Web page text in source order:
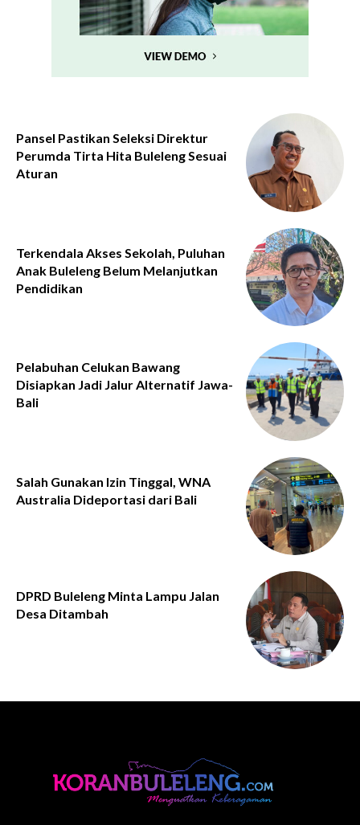
Pansel Pastikan Seleksi Direktur
Perumda Tirta Hita Buleleng Sesuai
Aturan
Terkendala Akses Sekolah, Puluhan
Anak Buleleng Belum Melanjutkan
Pendidikan
Pelabuhan Celukan Bawang
Disiapkan Jadi Jalur Alternatif Jawa-
Bali
Salah Gunakan Izin Tinggal, WNA
Australia Dideportasi dari Bali
DPRD Buleleng Minta Lampu Jalan
Desa Ditambah